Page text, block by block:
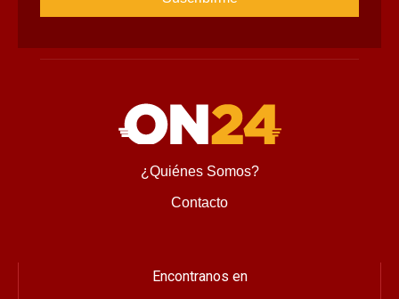
¿Quiénes Somos?
Contacto
Encontranos en